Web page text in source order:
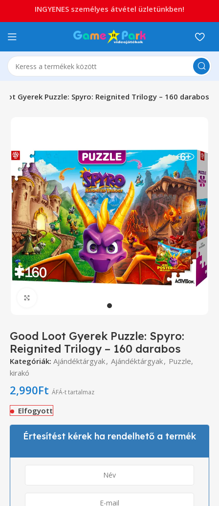
Gyerek Puzzle: Spyro: Reignited Trilogy – 160 darabos
Good Loot Gyerek Puzzle: Spyro:
Reignited Trilogy – 160 darabos
Kategóriák: Ajándéktárgyak, Ajándéktárgyak, Puzzle,
kirakó
2,990Ft ÁFÁ-t tartalmaz
Elfogyott
Értesítést kérek ha rendelhető a termék
INGYENES személyes átvétel üzletünkben!